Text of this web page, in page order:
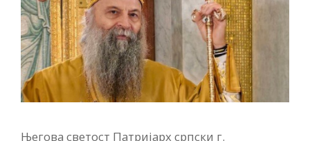
Његова светост Патријарх српски г.